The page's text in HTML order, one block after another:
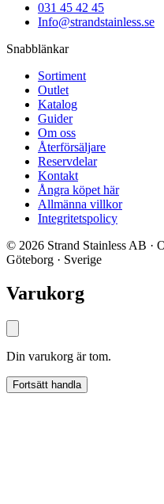
031 45 42 45
Info@strandstainless.se
Snabblänkar
Sortiment
Outlet
Katalog
Guider
Om oss
Återförsäljare
Reservdelar
Kontakt
Ångra köpet här
Allmänna villkor
Integritetspolicy
© 2026 Strand Stainless AB ·
Göteborg · Sverige
Varukorg
Din varukorg är tom.
Fortsätt handla